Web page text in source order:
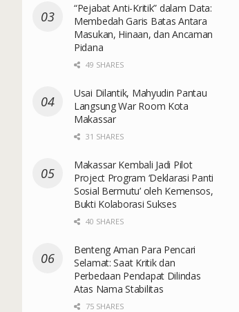
“Pejabat Anti-Kritik” dalam Data:
Membedah Garis Batas Antara
Masukan, Hinaan, dan Ancaman
Pidana
49 SHARES
Usai Dilantik, Mahyudin Pantau
Langsung War Room Kota
Makassar
31 SHARES
Makassar Kembali Jadi Pilot
Project Program ‘Deklarasi Panti
Sosial Bermutu’ oleh Kemensos,
Bukti Kolaborasi Sukses
40 SHARES
Benteng Aman Para Pencari
Selamat: Saat Kritik dan
Perbedaan Pendapat Dilindas
Atas Nama Stabilitas
75 SHARES